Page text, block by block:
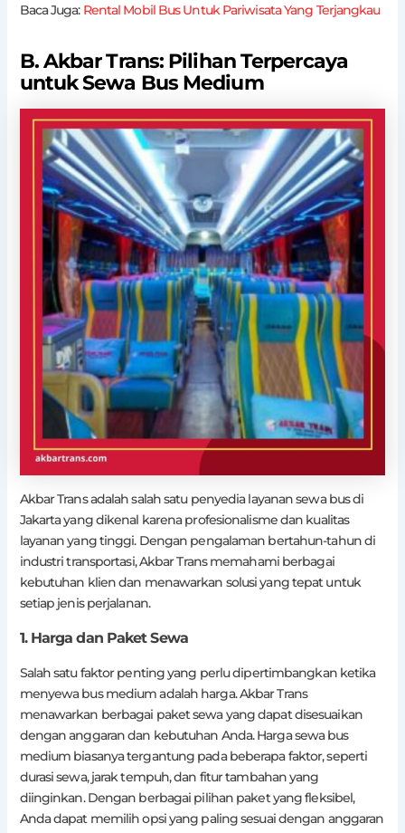
Baca Juga: Rental Mobil Bus Untuk Pariwisata Yang Terjangkau
B. Akbar Trans: Pilihan Terpercaya
untuk Sewa Bus Medium
Akbar Trans adalah salah satu penyedia layanan sewa bus di
Jakarta yang dikenal karena profesionalisme dan kualitas
layanan yang tinggi. Dengan pengalaman bertahun-tahun di
industri transportasi, Akbar Trans memahami berbagai
kebutuhan klien dan menawarkan solusi yang tepat untuk
setiap jenis perjalanan.
1. Harga dan Paket Sewa
Salah satu faktor penting yang perlu dipertimbangkan ketika
menyewa bus medium adalah harga. Akbar Trans
menawarkan berbagai paket sewa yang dapat disesuaikan
dengan anggaran dan kebutuhan Anda. Harga sewa bus
medium biasanya tergantung pada beberapa faktor, seperti
durasi sewa, jarak tempuh, dan fitur tambahan yang
diinginkan. Dengan berbagai pilihan paket yang fleksibel,
Anda dapat memilih opsi yang paling sesuai dengan anggaran